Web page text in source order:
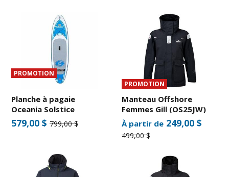
PROMOTION
Planche à pagaie
Oceania Solstice
579,00 $ 799,00 $
PROMOTION
Manteau Offshore
Femmes Gill (OS25JW)
À partir de 249,00 $
499,00 $